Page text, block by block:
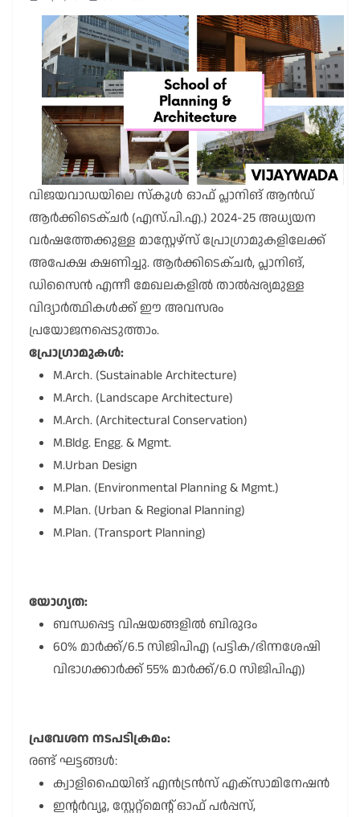
വിജയവാഡയിലെ സ്കൂൾ ഓഫ് പ്ലാനിങ് ആൻഡ്
ആർക്കിടെക്ചർ (എസ്.പി.എ.) 2024-25 അധ്യയന
വർഷത്തേക്കുള്ള മാസ്റ്റേഴ്സ് പ്രോഗ്രാമുകളിലേക്ക്
അപേക്ഷ ക്ഷണിച്ചു. ആർക്കിടെക്ചർ, പ്ലാനിങ്,
ഡിസൈൻ എന്നീ മേഖലകളിൽ താൽപ്പര്യമുള്ള
വിദ്യാർത്ഥികൾക്ക് ഈ അവസരം
പ്രയോജനപ്പെടുത്താം.
പ്രോഗ്രാമുകൾ:
M.Arch. (Sustainable Architecture)
M.Arch. (Landscape Architecture)
M.Arch. (Architectural Conservation)
M.Bldg. Engg. & Mgmt.
M.Urban Design
M.Plan. (Environmental Planning & Mgmt.)
M.Plan. (Urban & Regional Planning)
M.Plan. (Transport Planning)
യോഗ്യത:
ബന്ധപ്പെട്ട വിഷയങ്ങളിൽ ബിരുദം
60% മാർക്ക്/6.5 സിജിപിഎ (പട്ടിക/ഭിന്നശേഷി
വിഭാഗക്കാർക്ക് 55% മാർക്ക്/6.0 സിജിപിഎ)
പ്രവേശന നടപടിക്രമം:
രണ്ട് ഘട്ടങ്ങൾ:
ക്വാളിഫൈയിങ് എൻട്രൻസ് എക്സാമിനേഷൻ
ഇന്റർവ്യൂ, സ്റ്റേറ്റ്മെന്റ് ഓഫ് പർപ്പസ്,